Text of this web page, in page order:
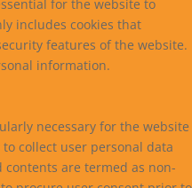
for the website to
includes cookies that
features of the website.
information.
necessary for the website
collect user personal data
are termed as non-